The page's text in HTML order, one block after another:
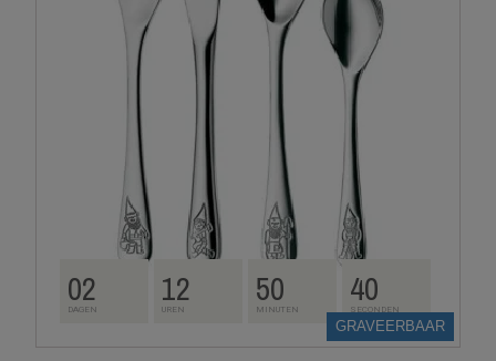
GRAVEERBAAR
02
DAGEN 12
UREN 50
MINUTEN 39
SECONDEN